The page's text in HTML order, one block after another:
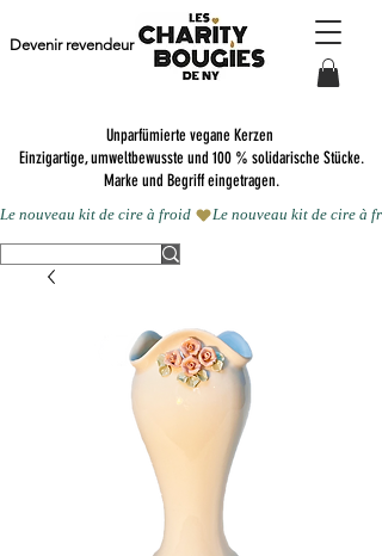
Unparfümierte vegane Kerzen
Einzigartige, umweltbewusste und 100 % solidarische Stücke.
Marke und Begriff eingetragen.
Devenir revendeur
Le nouveau kit de cire à froid